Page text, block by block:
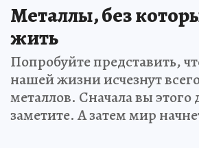
Металлы, без
жить
Попробуйте представить,
нашей жизни исчезнут
металлов. Сначала вы этого
заметите. А затем мир